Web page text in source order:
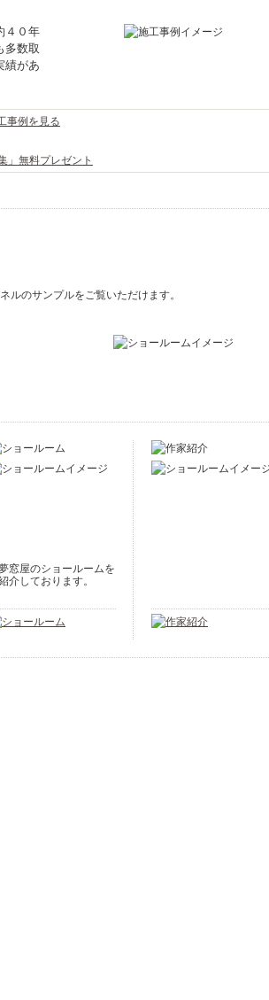
４０年
多数取
績があ
ルのサンプルをご覧いただけます。
窓屋のショールームを
介しております。